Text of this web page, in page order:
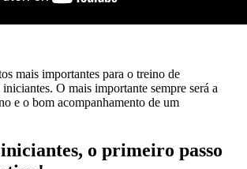
mais importantes para o treino de
O mais importante sempre será a
e o bom acompanhamento de um
o primeiro passo